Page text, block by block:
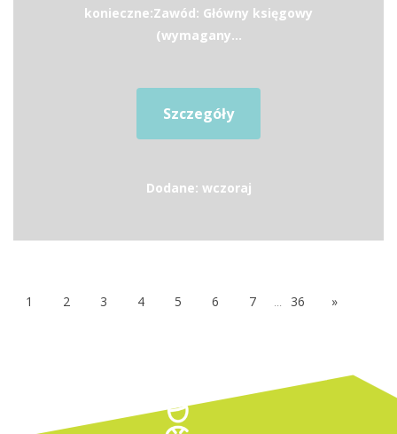
konieczne:Zawód: Główny księgowy
(wymagany...
Szczegóły
Dodane: wczoraj
1 2 3 4 5 6 7 ... 36 »